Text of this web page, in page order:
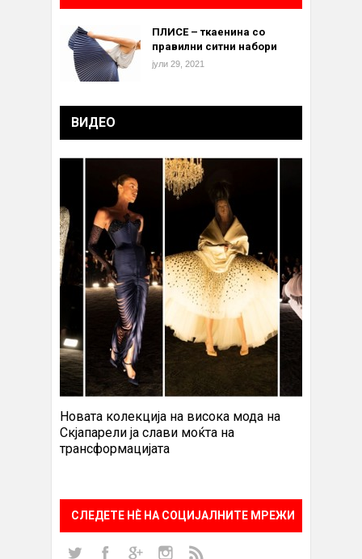
ПЛИСЕ – ткаенина со
правилни ситни набори
јули 29, 2021
ВИДЕО
Новата колекција на висока мода на
Скјапарели ја слави моќта на
трансформацијата
СЛЕДЕТЕ НÈ НА СОЦИЈАЛНИТЕ МРЕЖИ